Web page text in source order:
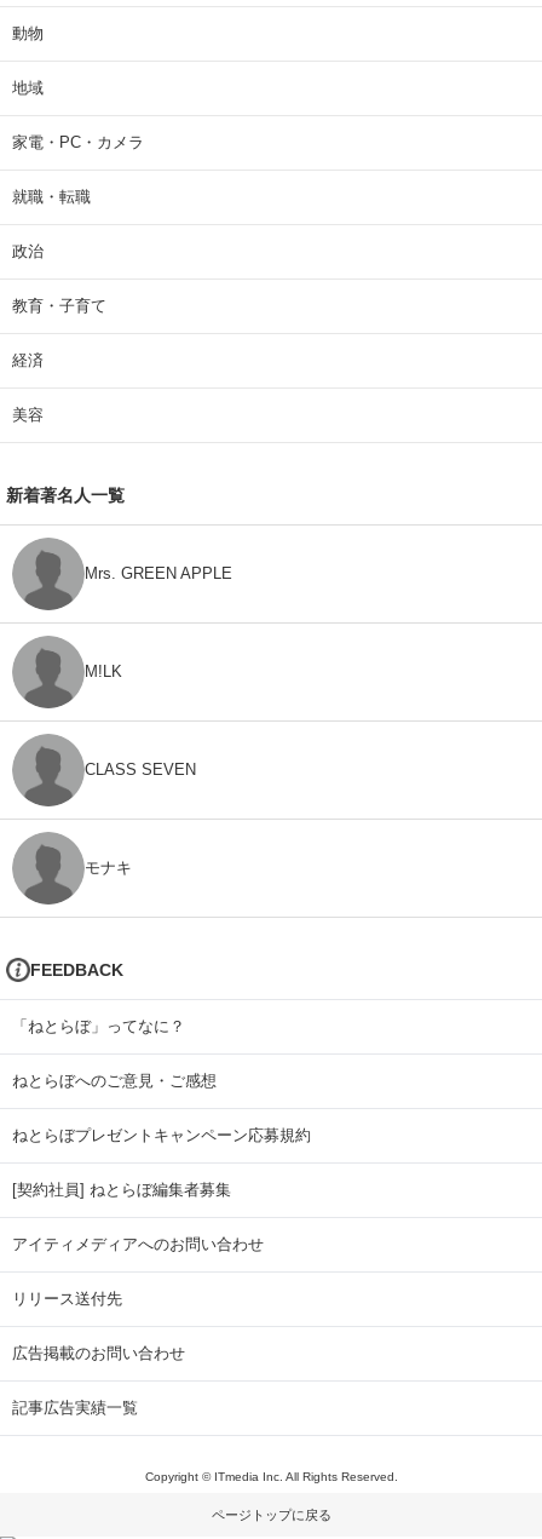
動物
地域
家電・PC・カメラ
就職・転職
政治
教育・子育て
経済
美容
新着著名人一覧
Mrs. GREEN APPLE
M!LK
CLASS SEVEN
モナキ
FEEDBACK
「ねとらぼ」ってなに？
ねとらぼへのご意見・ご感想
ねとらぼプレゼントキャンペーン応募規約
[契約社員] ねとらぼ編集者募集
アイティメディアへのお問い合わせ
リリース送付先
広告掲載のお問い合わせ
記事広告実績一覧
Copyright © ITmedia Inc. All Rights Reserved.
ページトップに戻る